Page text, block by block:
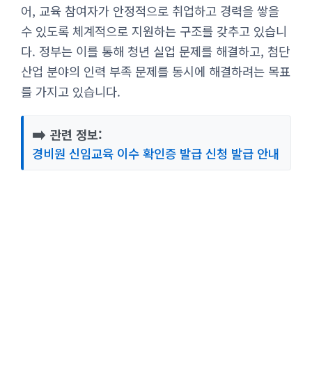
어, 교육 참여자가 안정적으로 취업하고 경력을 쌓을
수 있도록 체계적으로 지원하는 구조를 갖추고 있습니
다. 정부는 이를 통해 청년 실업 문제를 해결하고, 첨단
산업 분야의 인력 부족 문제를 동시에 해결하려는 목표
를 가지고 있습니다.
➡️ 관련 정보:
경비원 신임교육 이수 확인증 발급 신청 발급 안내